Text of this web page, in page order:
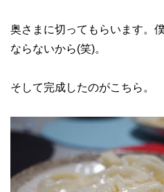
奥さまに切ってもらいます。
ならないから(笑)。
そして完成したのがこちら。